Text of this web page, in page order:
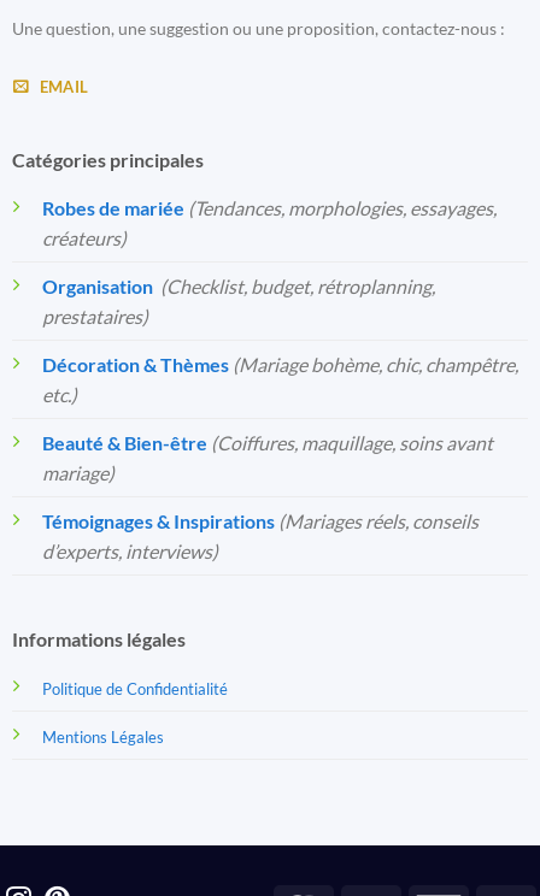
Une question, une suggestion ou une proposition, contactez-nous :
EMAIL
Catégories principales
Robes de mariée (Tendances, morphologies, essayages,
créateurs)
Organisation️ (Checklist, budget, rétroplanning,
prestataires)
Décoration & Thèmes (Mariage bohème, chic, champêtre,
etc.)
Beauté & Bien-être (Coiffures, maquillage, soins avant
mariage)
Témoignages & Inspirations (Mariages réels, conseils
d’experts, interviews)
Informations légales
Politique de Confidentialité
Mentions Légales